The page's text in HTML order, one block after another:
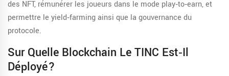
des NFT, rémunérer les joueurs dans le mode play‑to‑earn, et
permettre le yield‑farming ainsi que la gouvernance du
protocole.
Sur Quelle Blockchain Le TINC Est‑il
Déployé?